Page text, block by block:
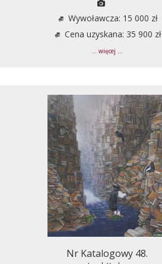
Wywoławcza: 15 000 zł
Cena uzyskana: 35 900 zł
... więcej ...
Nr Katalogowy 48.